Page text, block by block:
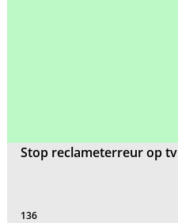
Stop reclameterreur op tv
136